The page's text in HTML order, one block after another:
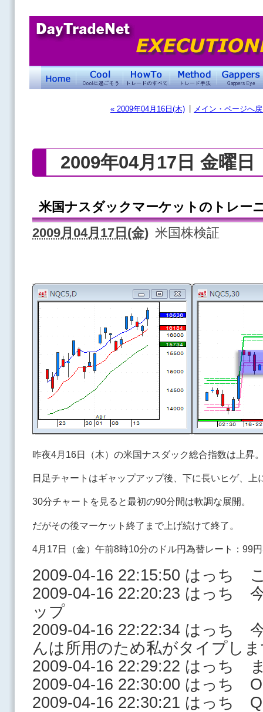
« 2009年04月16日(木) メイン・ページへ
2009年04月17日 金曜日
米国ナスダックマーケットのトレー
2009月04月17日(金) 米国株検証
昨夜4月16日（木）の米国ナスダック総合指数は上昇
日足チャートはギャップアップ後、下に長いヒゲ、
30分チャートを見ると最初の90分間は軟調な展開。
だがその後マーケット終了まで上げ続けて終了。
4月17日（金）午前8時10分のドル円為替レート：99
2009-04-16 22:15:50 はっち
2009-04-16 22:20:23 はっち
ップ
2009-04-16 22:22:34 はっち
んは所用のため私がタイプし
2009-04-16 22:29:22 はっち
2009-04-16 22:30:00 はっち
2009-04-16 22:30:21 はっち